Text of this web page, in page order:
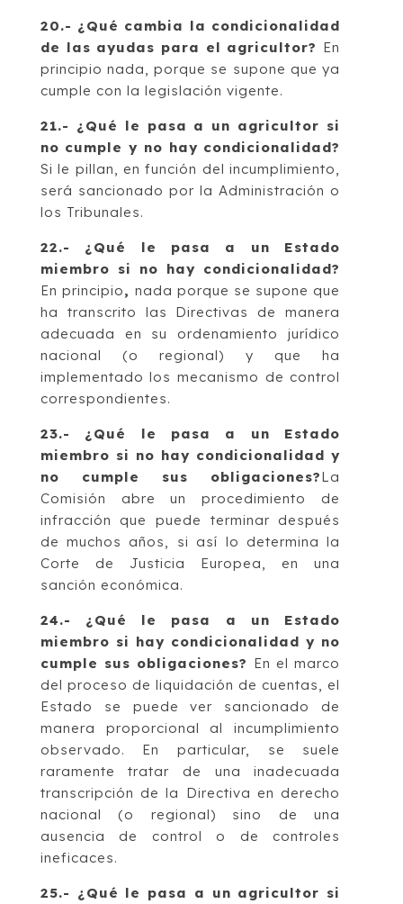
20.- ¿Qué cambia la condicionalidad
de las ayudas para el agricultor? En
principio nada, porque se supone que ya
cumple con la legislación vigente.
21.- ¿Qué le pasa a un agricultor si
no cumple y no hay condicionalidad?
Si le pillan, en función del incumplimiento,
será sancionado por la Administración o
los Tribunales.
22.- ¿Qué le pasa a un Estado
miembro si no hay condicionalidad?
En principio, nada porque se supone que
ha transcrito las Directivas de manera
adecuada en su ordenamiento jurídico
nacional (o regional) y que ha
implementado los mecanismo de control
correspondientes.
23.- ¿Qué le pasa a un Estado
miembro si no hay condicionalidad y
no cumple sus obligaciones?La
Comisión abre un procedimiento de
infracción que puede terminar después
de muchos años, si así lo determina la
Corte de Justicia Europea, en una
sanción económica.
24.- ¿Qué le pasa a un Estado
miembro si hay condicionalidad y no
cumple sus obligaciones? En el marco
del proceso de liquidación de cuentas, el
Estado se puede ver sancionado de
manera proporcional al incumplimiento
observado. En particular, se suele
raramente tratar de una inadecuada
transcripción de la Directiva en derecho
nacional (o regional) sino de una
ausencia de control o de controles
ineficaces.
25.- ¿Qué le pasa a un agricultor si